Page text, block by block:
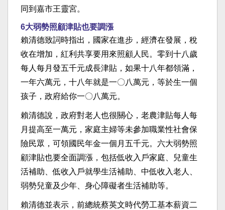
同到嘉市王靈宮。
6大弱勢照顧津貼也要調漲
賴清德致詞時指出，國家在進步，經濟在發展，稅
收在增加，紅利共享要用來照顧人民。零到十八歲
每人每月發五千元成長津貼，如果十八年都領滿，
一年六萬元，十八年就是一〇八萬元，等於生一個
孩子，政府給你一〇八萬元。
賴清德說，政府對老人也很關心，老農津貼每人每
月提高至一萬元，家庭主婦等未參加職業性社會保
險民眾，可領國民年金一個月五千元。六大弱勢照
顧津貼也要全面調漲，包括低收入戶家庭、兒童生
活補助、低收入戶就學生活補助、中低收入老人、
弱勢兒童及少年、身心障礙者生活補助等。
賴清德並表示，前總統蔡英文時代勞工基本薪資二